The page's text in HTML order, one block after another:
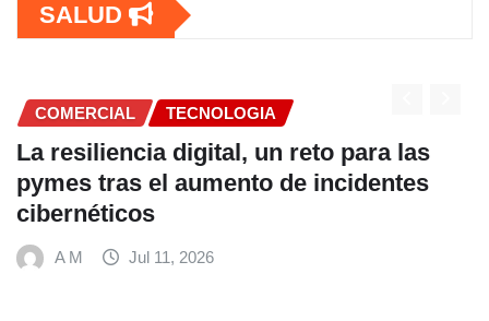
SALUD
COMERCIAL TECNOLOGIA
La resiliencia digital, un reto para las
pymes tras el aumento de incidentes
cibernéticos
A M Jul 11, 2026